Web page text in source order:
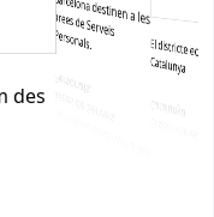
des
Personals. El districte
Catalunya